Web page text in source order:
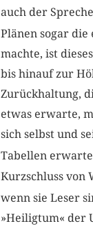
auch der
Plänen sogar
machte, ist
bis hinauf zur
Zurückhaltung,
etwas erwarte,
sich selbst und
Tabellen
Kurzschluss von
wenn sie Leser
»Heiligtum« der